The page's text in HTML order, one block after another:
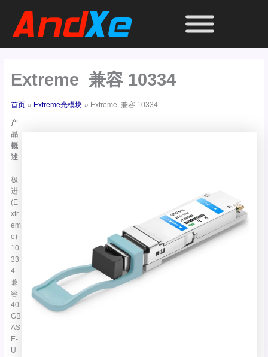
Extreme 兼容 10334
首页 Extreme光模块 Extreme 兼容 10334
产
品
概
述
极
进
(E
xtr
em
e)
10
33
4
兼
容
40
GB
AS
E-
U